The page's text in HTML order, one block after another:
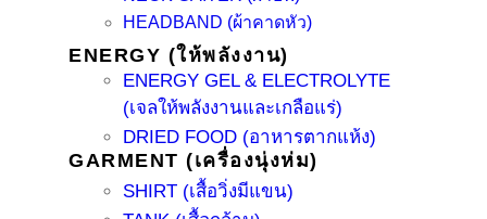
HEADBAND (ผ้าคาดหัว)
ENERGY (ให้พลังงาน)
ENERGY GEL & ELECTROLYTE
(เจลให้พลังงานและเกลือแร่)
DRIED FOOD (อาหารตากแห้ง)
GARMENT (เครื่องนุ่งห่ม)
SHIRT (เสื้อวิ่งมีแขน)